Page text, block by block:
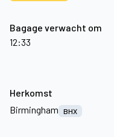
Bagage verwacht om
12:33
Herkomst
Birmingham
BHX